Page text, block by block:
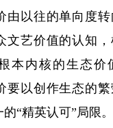
由以往的单向度
文艺价值的认知
本内核的生态价
要以创作生态的
“精英认可”局限